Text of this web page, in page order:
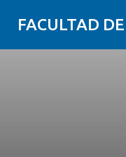
FACULTAD